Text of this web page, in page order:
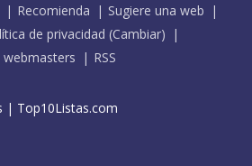
Recomienda
Sugiere una web
de privacidad (Cambiar)
webmasters RSS
| Top10Listas.com